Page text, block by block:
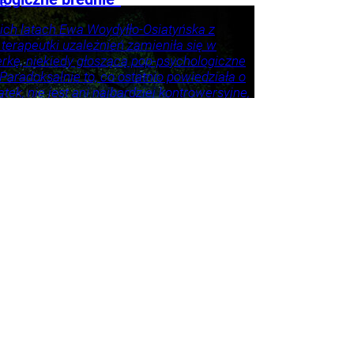
latach Ewa Woydyłło-Osiatyńska z
uzależnień zamieniła się w
niekiedy głoszącą pop-psychologiczne
to, co ostatnio powiedziała o
nie jest ani najbardziej kontrowersyjne,